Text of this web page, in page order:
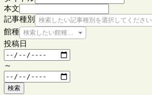
本文
記事種別
検索したい記事種別を選択してください
館種 検索したい館種を選択してください
投稿日
～
検索